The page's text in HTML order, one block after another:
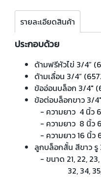
รายละเอียดสินค้า
ประกอบด้วย
ด้ามฟรีหัวไข่ 3/4”
ด้ามเลื่อน 3/4”
ข้ออ่อนบล็อก 3/4"
ข้อต่อบล็อกขาว 3/4"
- ความยาว 4 นิ้ว
- ความยาว 8 นิ้ว
- ความยาว 16 นิ้ว
ลูกบล็อกสั้น สีขาว รู
- ขนาด 21, 22,
32, 34, 35,